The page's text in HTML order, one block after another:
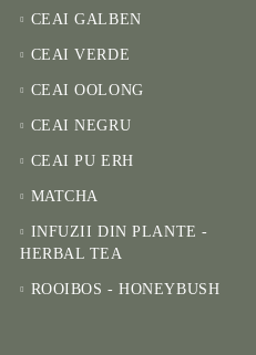
CEAI GALBEN
CEAI VERDE
CEAI OOLONG
CEAI NEGRU
CEAI PU ERH
MATCHA
INFUZII DIN PLANTE -
HERBAL TEA
ROOIBOS - HONEYBUSH